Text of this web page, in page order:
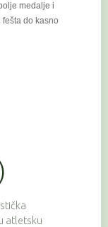
medalje i
do kasno
atletsku